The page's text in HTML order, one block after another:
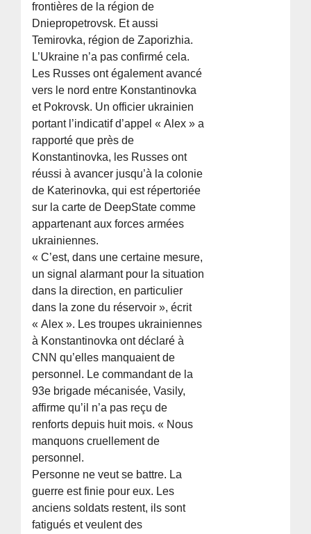
frontières de la région de
Dniepropetrovsk. Et aussi
Temirovka, région de Zaporizhia.
L’Ukraine n’a pas confirmé cela.
Les Russes ont également avancé
vers le nord entre Konstantinovka
et Pokrovsk. Un officier ukrainien
portant l’indicatif d’appel « Alex » a
rapporté que près de
Konstantinovka, les Russes ont
réussi à avancer jusqu’à la colonie
de Katerinovka, qui est répertoriée
sur la carte de DeepState comme
appartenant aux forces armées
ukrainiennes.
« C’est, dans une certaine mesure,
un signal alarmant pour la situation
dans la direction, en particulier
dans la zone du réservoir », écrit
« Alex ». Les troupes ukrainiennes
à Konstantinovka ont déclaré à
CNN qu’elles manquaient de
personnel. Le commandant de la
93e brigade mécanisée, Vasily,
affirme qu’il n’a pas reçu de
renforts depuis huit mois. « Nous
manquons cruellement de
personnel.
Personne ne veut se battre. La
guerre est finie pour eux. Les
anciens soldats restent, ils sont
fatigués et veulent des